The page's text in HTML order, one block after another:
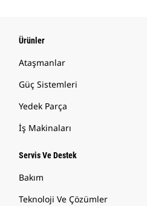
Ürünler
Ataşmanlar
Güç Sistemleri
Yedek Parça
İş Makinaları
Servis Ve Destek
Bakım
Teknoloji Ve Çözümler